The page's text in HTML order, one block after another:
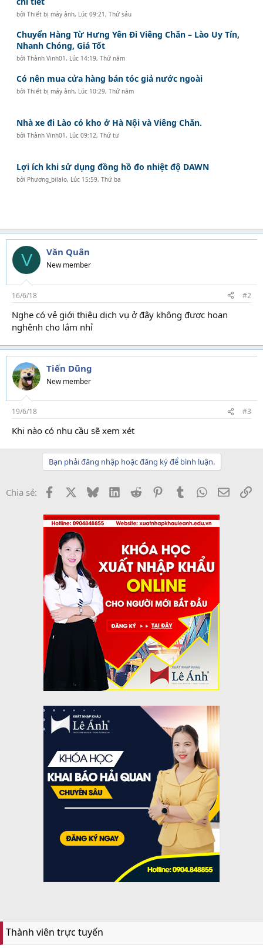
bởiThiết bị máy ảnh, Lúc 09:21, Thứ sáu
Chuyển Hàng Từ Hưng Yên Đi Viêng Chăn – Lào Uy Tín,
Nhanh Chóng, Giá Tốt
bởiThành Vinh01, Lúc 14:19, Thứ năm
Có nên mua cửa hàng bán tóc giả nước ngoài
bởiThiết bị máy ảnh, Lúc 10:29, Thứ năm
Nhà xe đi Lào có kho ở Hà Nội và Viêng Chăn.
bởiThành Vinh01, Lúc 09:12, Thứ tư
Lợi ích khi sử dụng đồng hồ đo nhiệt độ DAWN
bởi Phương_bilalo, Lúc 15:59, Thứ ba
V Văn Quân
New member
16/6/18 #2
Nghe có vẻ giới thiệu dịch vụ ở đây không được hoan
nghênh cho lắm nhỉ
Tiến Dũng
New member
19/6/18 #3
Khi nào có nhu cầu sẽ xem xét
Bạn phải đăng nhập hoặc đăng ký để bình luận.
Chia sẻ: Facebook BlueskyLinkedInReddit PinterestTumblrWhatsApp
Email
Thành viên trực tuyến